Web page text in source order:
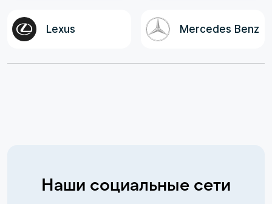
Lexus Mercedes Benz
Наши социальные сети